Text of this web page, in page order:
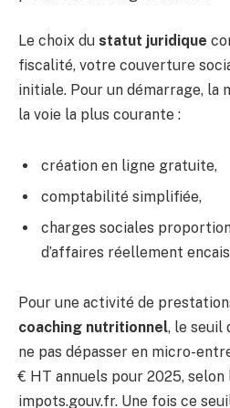
Le choix du statut juridique
fiscalité, votre couverture
initiale. Pour un démarrage,
la voie la plus courante :
création en ligne gratuite,
comptabilité simplifiée,
charges sociales
d’affaires réellement
Pour une activité de
coaching nutritionnel, le seuil
ne pas dépasser en micro-
€ HT annuels pour 2025,
impots.gouv.fr. Une fois ce